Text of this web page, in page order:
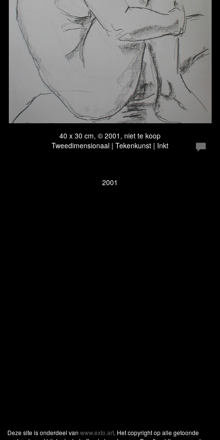
40 x 30 cm, © 2001, niet te koop
Tweedimensionaal | Tekenkunst | Inkt
2001
Deze site is onderdeel van www.exto.art. Het copyright op alle getoonde